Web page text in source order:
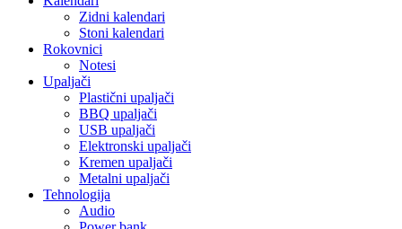
Zidni kalendari
Stoni kalendari
Rokovnici
Notesi
Upaljači
Plastični upaljači
BBQ upaljači
USB upaljači
Elektronski upaljači
Kremen upaljači
Metalni upaljači
Tehnologija
Audio